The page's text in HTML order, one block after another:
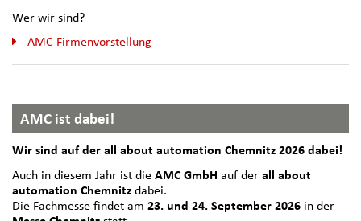
Wer wir sind?
AMC Firmenvorstellung
AMC ist dabei!
Wir sind auf der all about automation Chemnitz 2026 dabei!
Auch in diesem Jahr ist die AMC GmbH auf der all about
automation Chemnitz dabei.
Die Fachmesse findet am 23. und 24. September 2026 in der